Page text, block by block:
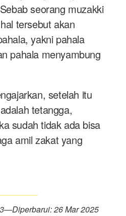
seorang muzakki
tersebut akan
yakni pahala
pahala menyambung
setelah itu
tetangga,
sudah tidak ada bisa
amil zakat yang
—Diperbarui: 26 Mar 2025